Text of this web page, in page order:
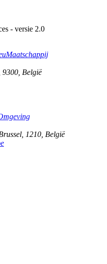
- versie 2.0
9300 België
1210 België